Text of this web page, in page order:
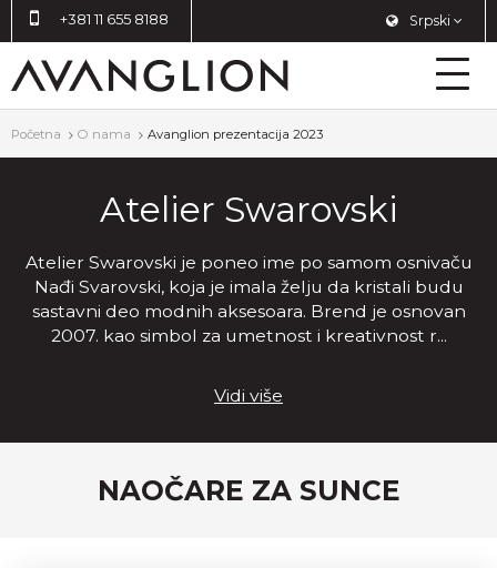
+381 11 655 8188 Srpski
Početna O nama Avanglion prezentacija 2023
Atelier Swarovski
Atelier Swarovski je poneo ime po samom osnivaču
Nađi Svarovski, koja je imala želju da kristali budu
sastavni deo modnih aksesoara. Brend je osnovan
2007. kao simbol za umetnost i kreativnost r...
Vidi više
NAOČARE ZA SUNCE